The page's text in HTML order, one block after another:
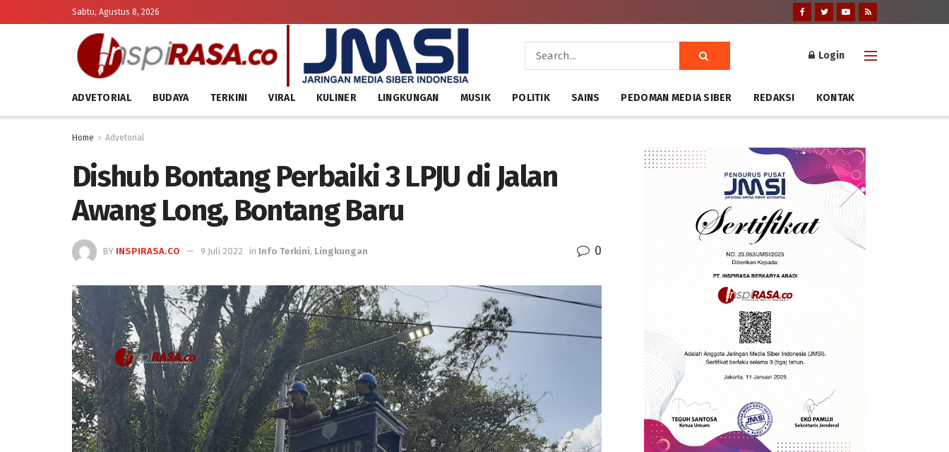
Sabtu, Agustus 8, 2026
Login
ADVETORIAL BUDAYA TERKINI VIRAL KULINER LINGKUNGAN MUSIK POLITIK SAINS PEDOMAN MEDIA SIBER REDAKSI KONTAK
Home Advetorial
Dishub Bontang Perbaiki 3 LPJU di Jalan
Awang Long, Bontang Baru
BY INSPIRASA.CO 9 Juli 2022 in Info Terkini, Lingkungan 0